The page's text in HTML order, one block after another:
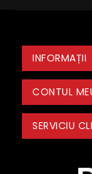
INFORMAȚII
CONTUL
SERVICIU